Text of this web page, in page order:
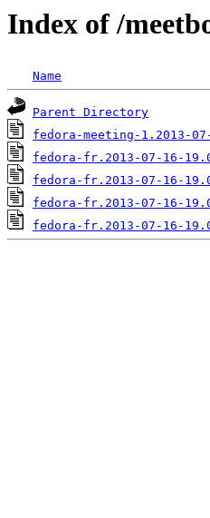
Index of /
Name
Parent Directory
fedora-meeting-1.2013-
fedora-fr.2013-07-16-
fedora-fr.2013-07-16-
fedora-fr.2013-07-16-
fedora-fr.2013-07-16-